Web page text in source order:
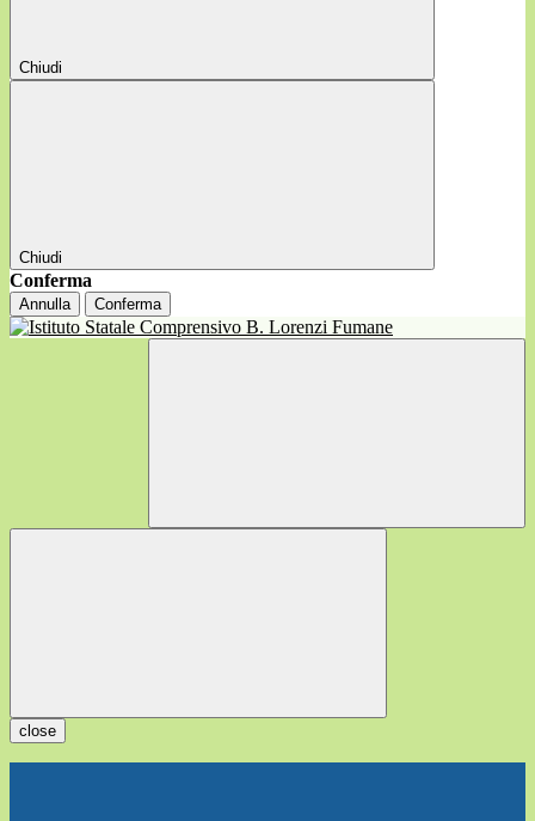
Chiudi
Chiudi
Conferma
Annulla Conferma
close